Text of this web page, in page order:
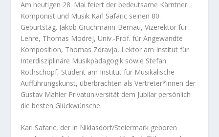
Am heutigen 28. Mai feiert der bedeutsame Kärntner
Komponist und Musik Karl Safaric seinen 80.
Geburtstag. Jakob Gruchmann-Bernau, Vizerektor für
Lehre, Thomas Modrej, Univ.-Prof. für Angewandte
Komposition, Thomas Zdravja, Lektor am Institut für
Interdisziplinäre Musikpädagogik sowie Stefan
Rothschopf, Student am Institut für Musikalische
Aufführungskunst, überbrachten als Vertreter*innen der
Gustav Mahler Privatuniversität dem Jubilar persönlich
die besten Glückwünsche.
Karl Safaric, der in Niklasdorf/Steiermark geboren